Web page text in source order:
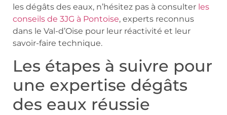
les dégâts des eaux, n’hésitez pas à consulter les
conseils de 3JG à Pontoise, experts reconnus
dans le Val-d’Oise pour leur réactivité et leur
savoir-faire technique.
Les étapes à suivre pour
une expertise dégâts
des eaux réussie